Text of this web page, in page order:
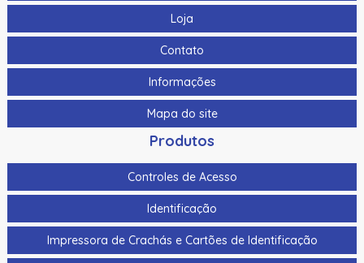
Loja
Contato
Informações
Mapa do site
Produtos
Controles de Acesso
Identificação
Impressora de Crachás e Cartões de Identificação